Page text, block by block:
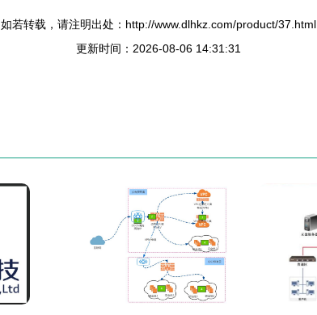
如若转载，请注明出处：http://www.dlhkz.com/product/37.html
更新时间：2026-08-06 14:31:31